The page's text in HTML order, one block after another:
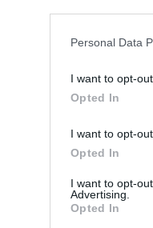
Personal Data
I want to opt-
Opted In
I want to opt-
Opted In
I want to opt-
Advertising.
Opted In